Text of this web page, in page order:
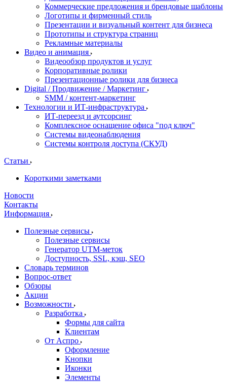
Коммерческие предложения и брендовые шаблоны
Логотипы и фирменный стиль
Презентации и визуальный контент для бизнеса
Прототипы и структура страниц
Рекламные материалы
Видео и анимация
Видеообзор продуктов и услуг
Корпоративные ролики
Презентационные ролики для бизнеса
Digital / Продвижение / Маркетинг
SMM / контент-маркетинг
Технологии и ИТ-инфраструктура
ИТ-переезд и аутсорсинг
Комплексное оснащение офиса "под ключ"
Системы видеонаблюдения
Системы контроля доступа (СКУД)
Статьи
Короткими заметками
Новости
Контакты
Информация
Полезные сервисы
Полезные сервисы
Генератор UTM‑меток
Доступность, SSL, кэш, SEO
Словарь терминов
Вопрос-ответ
Обзоры
Акции
Возможности
Разработка
Формы для сайта
Клиентам
От Аспро
Оформление
Кнопки
Иконки
Элементы